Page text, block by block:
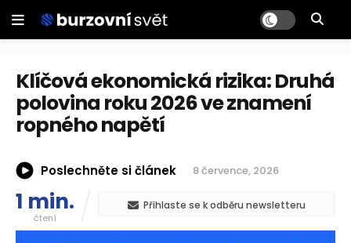
Klíčová ekonomická rizika: Druhá
polovina roku 2026 ve znamení
ropného napětí
Poslechněte si článek 8 července, 2026
1 min.
čtení
Přihlaste se k odběru newsletteru